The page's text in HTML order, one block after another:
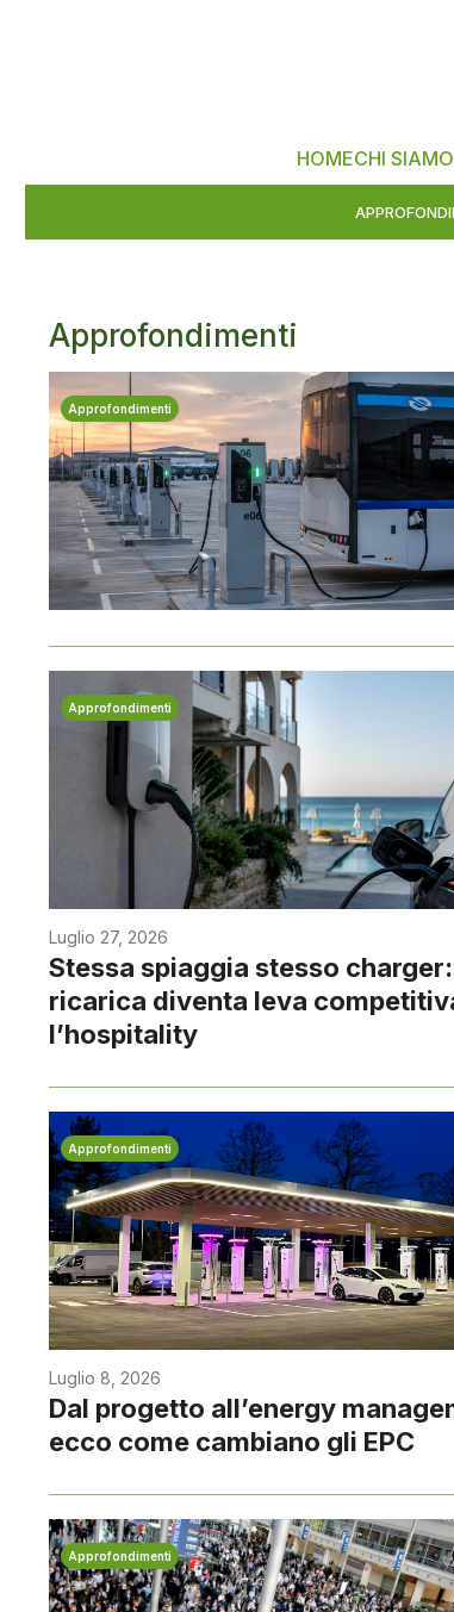
HOMECHI SIAMO
Approfondimenti
Approfondimenti
Approfondimenti
Luglio 27, 2026
Stessa spiaggia stesso
ricarica diventa leva
l’hospitality
Approfondimenti
Luglio 8, 2026
Dal progetto all’energy
ecco come cambiano gli EPC
Approfondimenti